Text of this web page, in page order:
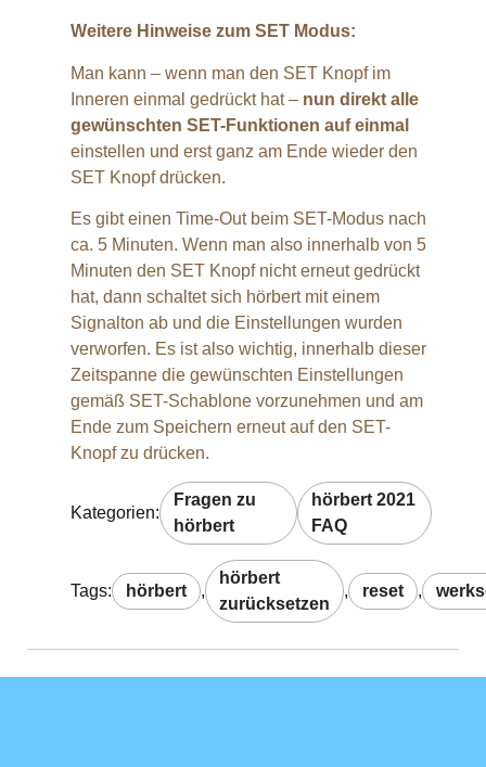
Weitere Hinweise zum SET Modus:
Man kann – wenn man den SET Knopf im
Inneren einmal gedrückt hat – nun direkt alle
gewünschten SET-Funktionen auf einmal
einstellen und erst ganz am Ende wieder den
SET Knopf drücken.
Es gibt einen Time-Out beim SET-Modus nach
ca. 5 Minuten. Wenn man also innerhalb von 5
Minuten den SET Knopf nicht erneut gedrückt
hat, dann schaltet sich hörbert mit einem
Signalton ab und die Einstellungen wurden
verworfen. Es ist also wichtig, innerhalb dieser
Zeitspanne die gewünschten Einstellungen
gemäß SET-Schablone vorzunehmen und am
Ende zum Speichern erneut auf den SET-
Knopf zu drücken.
Kategorien:
Fragen zu
hörbert
hörbert 2021
FAQ
Tags: hörbert ,
hörbert
zurücksetzen
, reset ,